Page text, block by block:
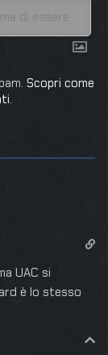
Scopri come
.
UAC si
è lo stesso